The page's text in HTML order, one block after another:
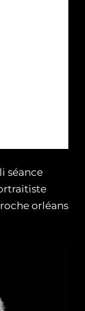
séance
orléans